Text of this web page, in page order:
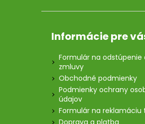
Informácie pre
Formulár na odstúpenie
zmluvy
Obchodné podmienky
Podmienky ochrany
údajov
Formulár na reklamáciu